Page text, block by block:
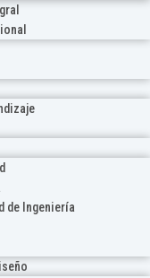
de Ingeniería